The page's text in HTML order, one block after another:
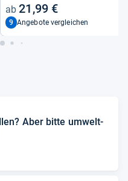
21,99 €
9 Angebote vergleichen
Aber bitte umwelt­